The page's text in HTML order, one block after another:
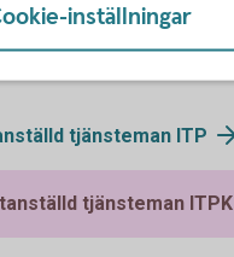
tjänsteman ITP
tjänsteman ITPK
inställningar